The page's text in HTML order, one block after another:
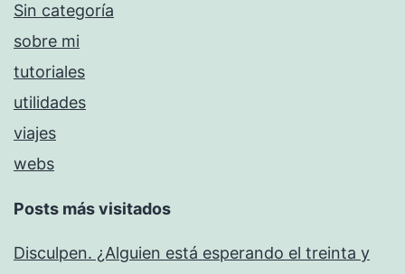
Sin categoría
sobre mi
tutoriales
utilidades
viajes
webs
Posts más visitados
Disculpen. ¿Alguien está esperando el treinta y